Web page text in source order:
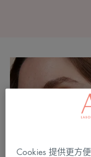
Cookies 提供更方